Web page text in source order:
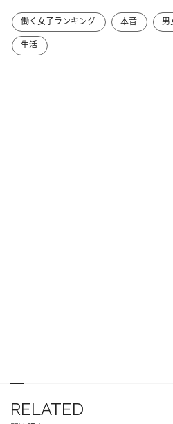
働く女子ランキング 本音 男
生活
RELATED